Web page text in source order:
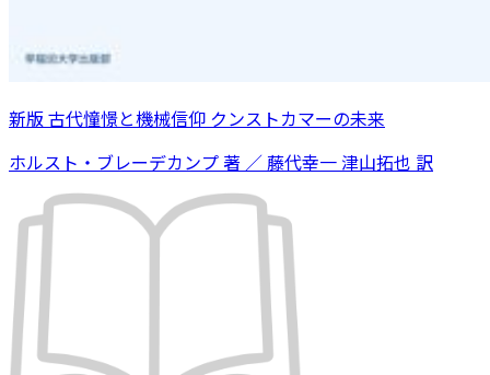
新版 古代憧憬と機械信仰 クンストカマーの未来
ホルスト・ブレーデカンプ 著 ／ 藤代幸一 津山拓也 訳